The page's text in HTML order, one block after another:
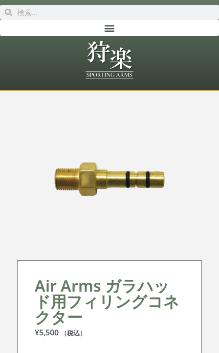
Air Arms ガラハッ
ド用フィリングコネ
クター
¥5,500 （税込）